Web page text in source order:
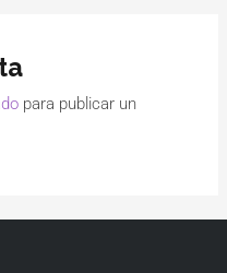
para publicar un